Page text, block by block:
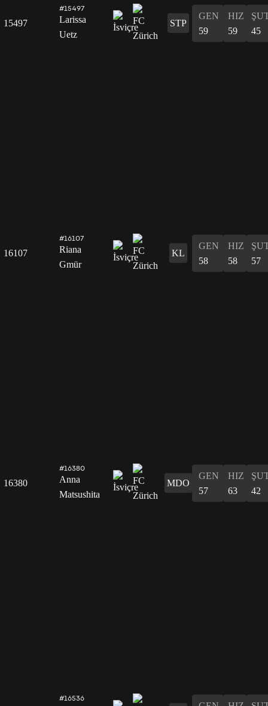
15497
#15497
Larissa
Uetz
STP
GEN
59
HIZ
59
45
16107
#16107
Riana
Gmür
KL
GEN
58
HIZ
58
57
16380
#16380
Anna
Matsushita
MDO
GEN
57
HIZ
63
42
#16536